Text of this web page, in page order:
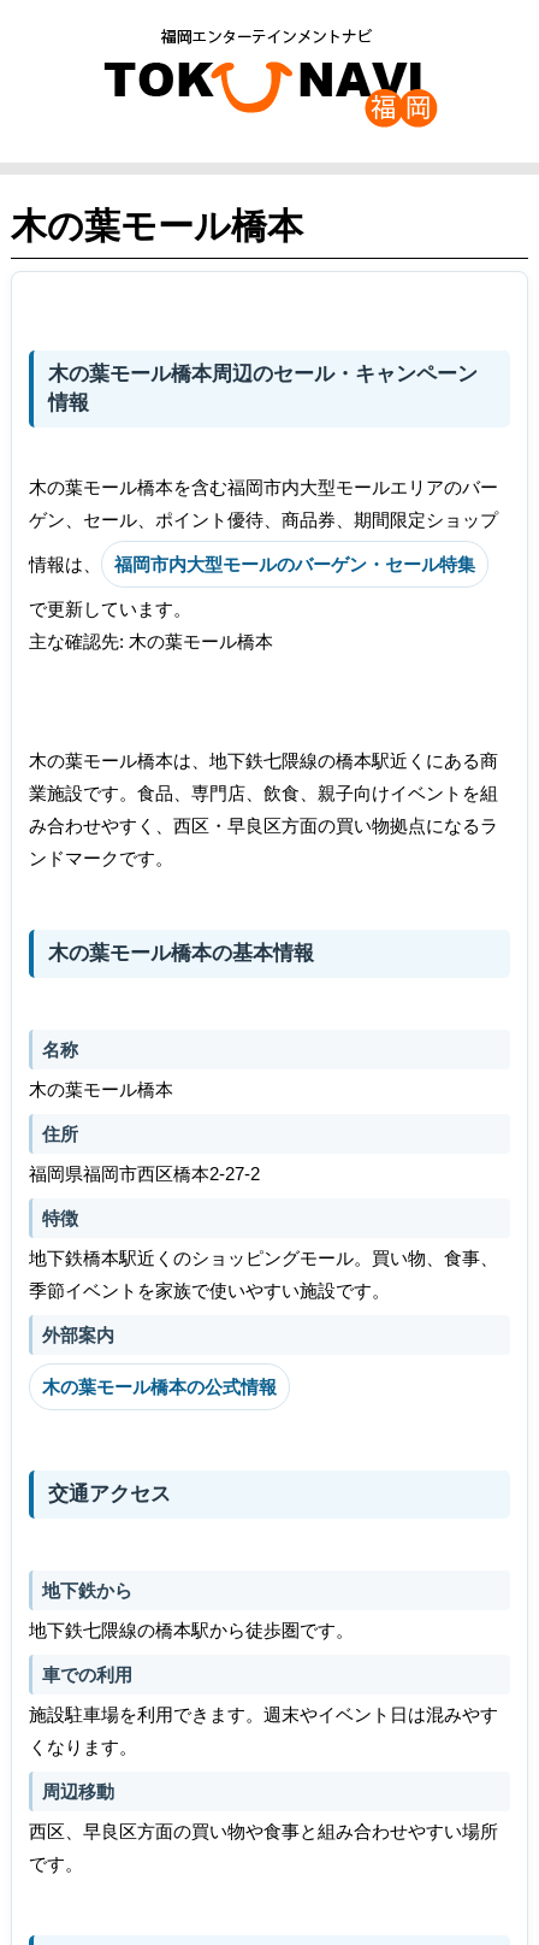
木の葉モール橋本
木の葉モール橋本周辺のセール・キャンペーン
情報
木の葉モール橋本を含む福岡市内大型モールエリアのバー
ゲン、セール、ポイント優待、商品券、期間限定ショップ
情報は、 福岡市内大型モールのバーゲン・セール特集
で更新しています。
主な確認先: 木の葉モール橋本
木の葉モール橋本は、地下鉄七隈線の橋本駅近くにある商
業施設です。食品、専門店、飲食、親子向けイベントを組
み合わせやすく、西区・早良区方面の買い物拠点になるラ
ンドマークです。
木の葉モール橋本の基本情報
名称
木の葉モール橋本
住所
福岡県福岡市西区橋本2-27-2
特徴
地下鉄橋本駅近くのショッピングモール。買い物、食事、
季節イベントを家族で使いやすい施設です。
外部案内
木の葉モール橋本の公式情報
交通アクセス
地下鉄から
地下鉄七隈線の橋本駅から徒歩圏です。
車での利用
施設駐車場を利用できます。週末やイベント日は混みやす
くなります。
周辺移動
西区、早良区方面の買い物や食事と組み合わせやすい場所
です。